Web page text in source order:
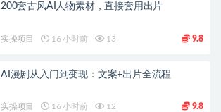
200套古风AI人物素材，直接套用出片
实操项目 16 小时前 13 9.8
AI漫剧从入门到变现：文案+出片全流程
实操项目 16 小时前 12 9.8